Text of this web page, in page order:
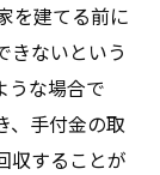
を建てる前に
きないという
うな場合で
、手付金の取
収することが